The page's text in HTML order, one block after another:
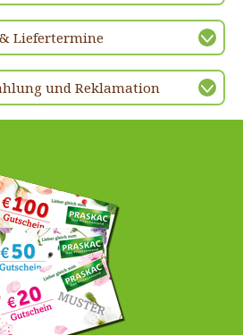
Liefertermine
und Reklamation